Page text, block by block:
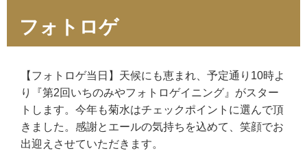
フォトロゲ
【フォトロゲ当日】天候にも恵まれ、予定通り10時よ
り『第2回いちのみやフォトロゲイニング』がスター
トします。今年も菊水はチェックポイントに選んで頂
きました。感謝とエールの気持ちを込めて、笑顔でお
出迎えさせていただきます。